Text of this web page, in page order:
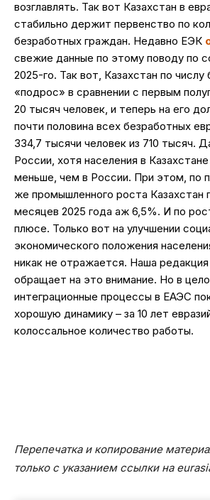
возглавлять. Так вот Казахстан в
стабильно держит первенство по
безработных граждан. Недавно ЕЭК
свежие данные по этому поводу по
2025-го. Так вот, Казахстан по числу
«подрос» в сравнении с первым
20 тысяч человек, и теперь на его
почти половина всех безработных
334,7 тысячи человек из 710 тысяч.
России, хотя населения в Казахстане
меньше, чем в России. При этом, по
же промышленного роста Казахстан
месяцев 2025 года аж 6,5%. И по
плюсе. Только вот на улучшении
экономического положения
никак не отражается. Наша
обращает на это внимание. Но в
интеграционные процессы в ЕАЭС
хорошую динамику – за 10 лет
колоссальное количество работы.
Перепечатка и копирование
только с указанием ссылки на